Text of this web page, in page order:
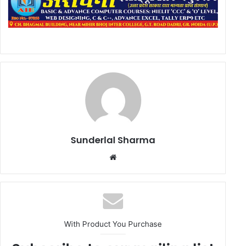
Sunderlal Sharma
Website
With Product You Purchase